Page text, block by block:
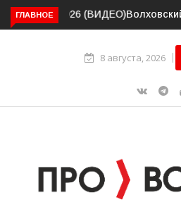
ГЛАВНОЕ Волховский шлюз
8 августа, 2026